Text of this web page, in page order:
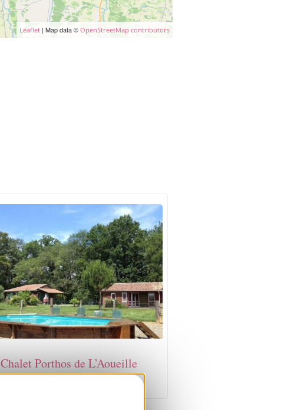
Leaflet | Map data © OpenStreetMap contributors
Chalet Porthos de L’Aoueille